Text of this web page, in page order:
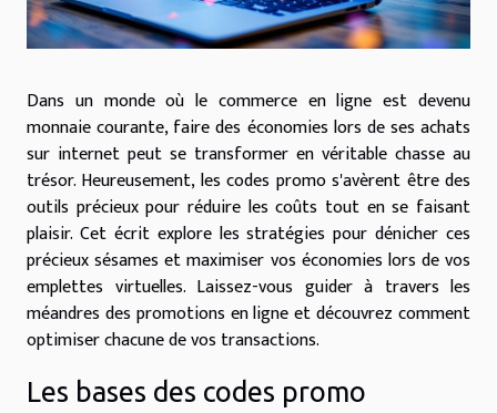
Dans un monde où le commerce en ligne est devenu
monnaie courante, faire des économies lors de ses achats
sur internet peut se transformer en véritable chasse au
trésor. Heureusement, les codes promo s'avèrent être des
outils précieux pour réduire les coûts tout en se faisant
plaisir. Cet écrit explore les stratégies pour dénicher ces
précieux sésames et maximiser vos économies lors de vos
emplettes virtuelles. Laissez-vous guider à travers les
méandres des promotions en ligne et découvrez comment
optimiser chacune de vos transactions.
Les bases des codes promo